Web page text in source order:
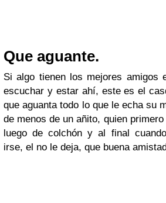
Que aguante.
Si algo tienen los mejores amigos
escuchar y estar ahí, este es el
que aguanta todo lo que le echa su
de menos de un añito, quien
luego de colchón y al final
irse, el no le deja, que buena